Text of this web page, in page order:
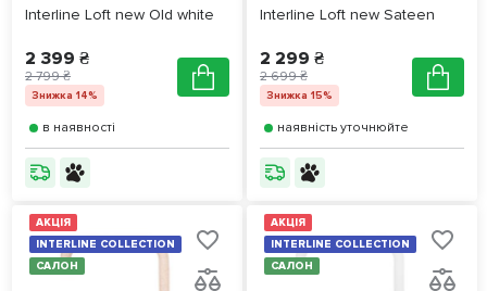
Interline Loft new Old white
2 399 ₴
2 799 ₴
Знижка 14%
в наявності
Interline Loft new Sateen
2 299 ₴
2 699 ₴
Знижка 15%
наявність уточнюйте
АКЦІЯ
INTERLINE COLLECTION
САЛОН
АКЦІЯ
INTERLINE COLLECTION
САЛОН